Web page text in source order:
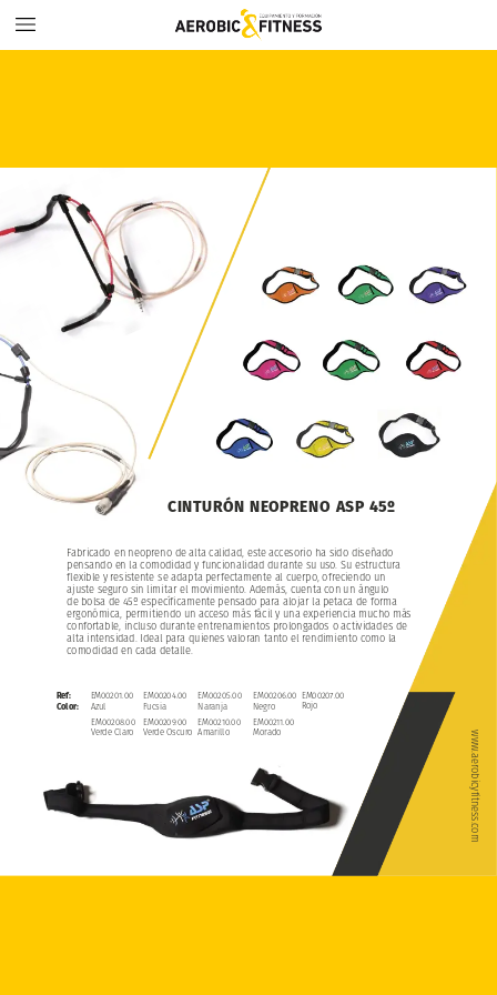
www.aerobicyfitness.com
Fabricado en neopreno de alta calidad, este accesorio ha sido diseñado
pensando en la comodidad y funcionalidad durante su uso. Su estructura
flexible y resistente se adapta perfectamente al cuerpo, ofreciendo un
ajuste seguro sin limitar el movimiento. Además, cuenta con un ángulo
de bolsa de 45º específicamente pensado para alojar la petaca de forma
ergonómica, permitiendo un acceso más fácil y una experiencia mucho más
confortable, incluso durante entrenamientos prolongados o actividades de
alta intensidad. Ideal para quienes valoran tanto el rendimiento como la
comodidad en cada detalle.
CINTURÓN NEOPRENO ASP 45º
Ref:
Color:
EM00201.00
Azul
EM00204.00
Fucsia
EM00205.00
Naranja
EM00206.00
Negro
EM00207.00
Rojo
EM00208.00
Verde Claro
EM00209.00
Verde Oscuro
EM00210.00
Amarillo
EM00211.00
Morado